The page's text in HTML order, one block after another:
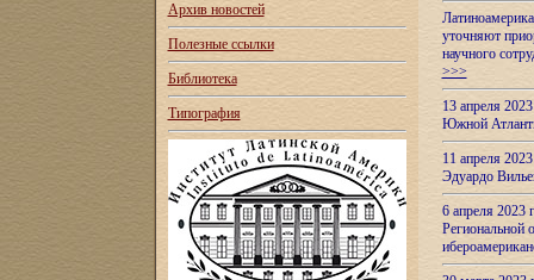
Архив новостей
Полезные ссылки
Библиотека
Типография
уточняют
научного
>>>
13 апреля
Южной
11 апреля
Эдуардо
6 апреля
Региональной